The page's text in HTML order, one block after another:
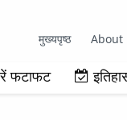
मुख्यपृष्ठ About
फटाफट